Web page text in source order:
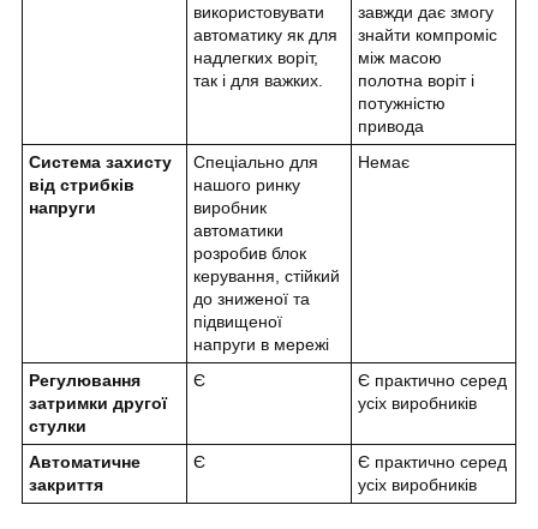
використовувати
автоматику як для
надлегких воріт,
так і для важких.
завжди дає змогу
знайти компроміс
між масою
полотна воріт і
потужністю
привода
Система захисту
від стрибків
напруги
Спеціально для
нашого ринку
виробник
автоматики
розробив блок
керування, стійкий
до зниженої та
підвищеної
напруги в мережі
Немає
Регулювання
затримки другої
стулки
Є
Є практично серед
усіх виробників
Автоматичне
закриття
Є
Є практично серед
усіх виробників